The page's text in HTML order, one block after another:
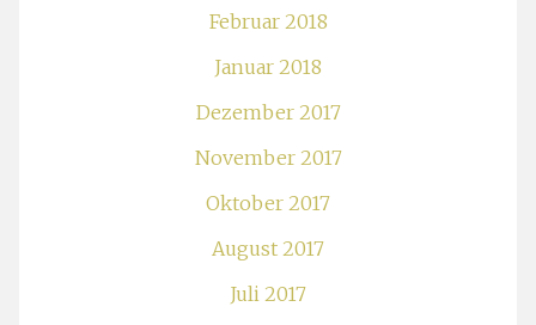
Februar 2018
Januar 2018
Dezember 2017
November 2017
Oktober 2017
August 2017
Juli 2017